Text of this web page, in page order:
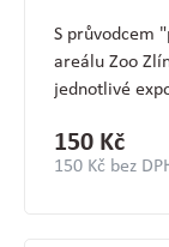
S průvodcem
areálu Zoo
jednotlivé
150 Kč
150 Kč bez